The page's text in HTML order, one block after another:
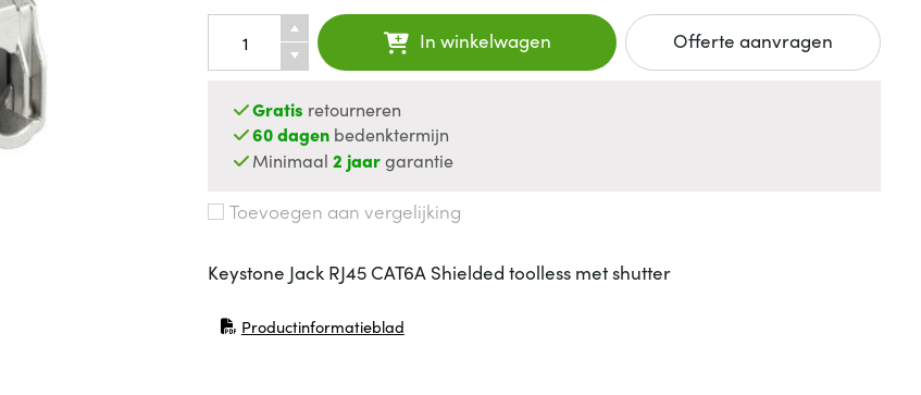
In winkelwagen Offerte aanvragen
Gratis retourneren
60 dagen bedenktermijn
Minimaal2 jaargarantie
Toevoegen aan vergelijking
Keystone Jack RJ45 CAT6A Shielded toolless met shutter
Productinformatieblad
(opent in nieuw venster)